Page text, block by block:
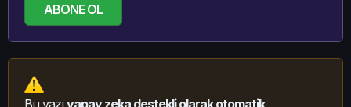
ABONE OL
Bu yazıyapay zeka destekli olarak otomatik